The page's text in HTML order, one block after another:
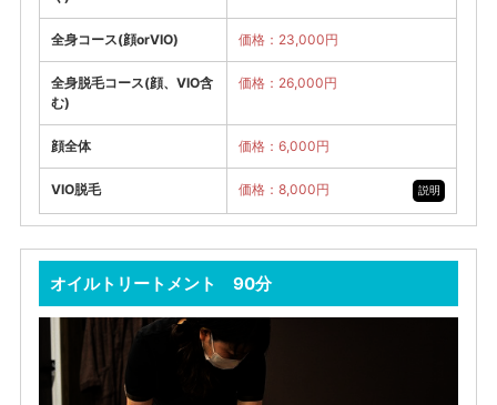
全身コース(顔orVIO) 価格：23,000円
全身脱毛コース(顔、VIO含
む)
価格：26,000円
顔全体 価格：6,000円
VIO脱毛 説明
価格：8,000円
オイルトリートメント 90分